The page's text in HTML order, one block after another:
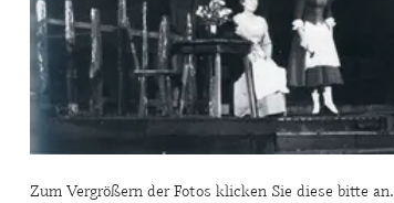
Zum Vergrößern der Fotos klicken Sie diese bitte an.